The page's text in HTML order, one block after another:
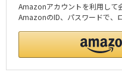
Amazonアカウントを利用して
AmazonのID、パスワードで、